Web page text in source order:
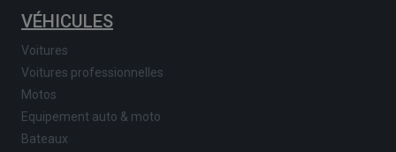
VÉHICULES
Voitures
Voitures professionnelles
Motos
Equipement auto & moto
Bateaux